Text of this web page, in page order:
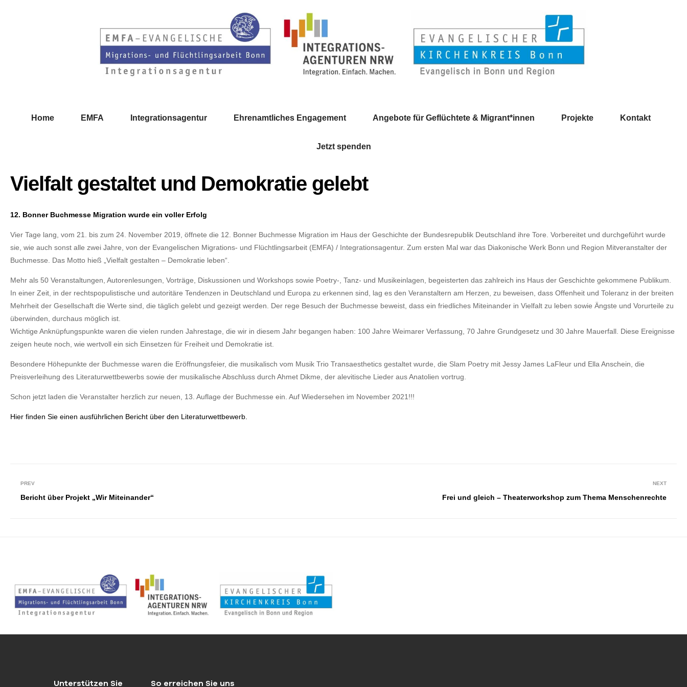
Home EMFA Integrationsagentur Ehrenamtliches Engagement Angebote für Geflüchtete & Migrant*innen Projekte Kontakt
Jetzt spenden
Vielfalt gestaltet und Demokratie gelebt
12. Bonner Buchmesse Migration wurde ein voller Erfolg
Vier Tage lang, vom 21. bis zum 24. November 2019, öffnete die 12. Bonner Buchmesse Migration im Haus der Geschichte der Bundesrepublik Deutschland ihre Tore. Vorbereitet und durchgeführt wurde
sie, wie auch sonst alle zwei Jahre, von der Evangelischen Migrations- und Flüchtlingsarbeit (EMFA) / Integrationsagentur. Zum ersten Mal war das Diakonische Werk Bonn und Region Mitveranstalter der
Buchmesse. Das Motto hieß „Vielfalt gestalten – Demokratie leben“.
Mehr als 50 Veranstaltungen, Autorenlesungen, Vorträge, Diskussionen und Workshops sowie Poetry-, Tanz- und Musikeinlagen, begeisterten das zahlreich ins Haus der Geschichte gekommene Publikum.
In einer Zeit, in der rechtspopulistische und autoritäre Tendenzen in Deutschland und Europa zu erkennen sind, lag es den Veranstaltern am Herzen, zu beweisen, dass Offenheit und Toleranz in der breiten
Mehrheit der Gesellschaft die Werte sind, die täglich gelebt und gezeigt werden. Der rege Besuch der Buchmesse beweist, dass ein friedliches Miteinander in Vielfalt zu leben sowie Ängste und Vorurteile zu
überwinden, durchaus möglich ist.
Wichtige Anknüpfungspunkte waren die vielen runden Jahrestage, die wir in diesem Jahr begangen haben: 100 Jahre Weimarer Verfassung, 70 Jahre Grundgesetz und 30 Jahre Mauerfall. Diese Ereignisse
zeigen heute noch, wie wertvoll ein sich Einsetzen für Freiheit und Demokratie ist.
Besondere Höhepunkte der Buchmesse waren die Eröffnungsfeier, die musikalisch vom Musik Trio Transaesthetics gestaltet wurde, die Slam Poetry mit Jessy James LaFleur und Ella Anschein, die
Preisverleihung des Literaturwettbewerbs sowie der musikalische Abschluss durch Ahmet Dikme, der alevitische Lieder aus Anatolien vortrug.
Schon jetzt laden die Veranstalter herzlich zur neuen, 13. Auflage der Buchmesse ein. Auf Wiedersehen im November 2021!!!
Hier finden Sie einen ausführlichen Bericht über den Literaturwettbewerb.
PREV
Bericht über Projekt „Wir Miteinander“
NEXT
Frei und gleich – Theaterworkshop zum Thema Menschenrechte
Unterstützen Sie So erreichen Sie uns